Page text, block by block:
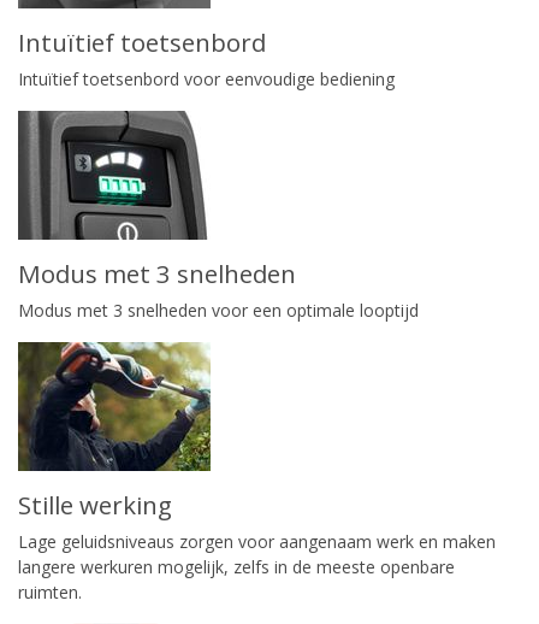
Intuïtief toetsenbord
Intuïtief toetsenbord voor eenvoudige bediening
Modus met 3 snelheden
Modus met 3 snelheden voor een optimale looptijd
Stille werking
Lage geluidsniveaus zorgen voor aangenaam werk en maken
langere werkuren mogelijk, zelfs in de meeste openbare
ruimten.